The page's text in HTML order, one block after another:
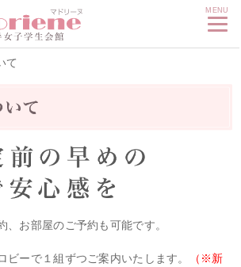
MENU
て
、お部屋のご予約も可能です。
ビーで１組ずつご案内いたします。
（※新